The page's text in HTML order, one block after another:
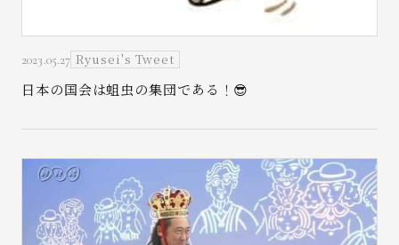
2023.05.27 Ryusei's Tweet
日本の国会は蛆虫の集団である！😎